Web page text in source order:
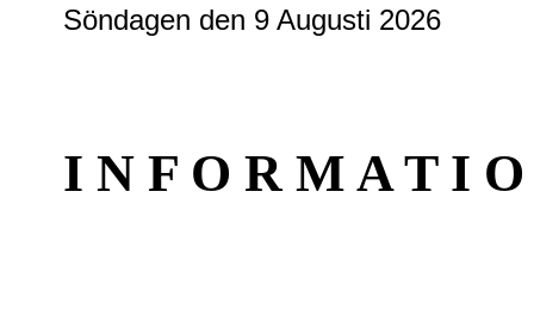
Söndagen den 9 Augusti 2026
I N F O R M A T I